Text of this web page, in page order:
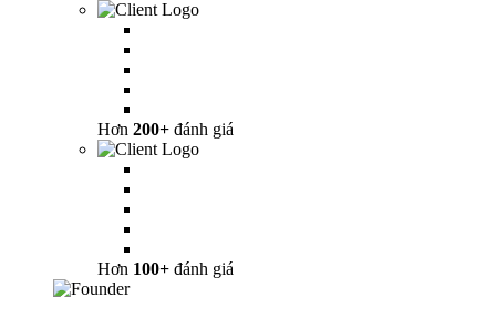
Hơn 200+ đánh giá
Hơn 100+ đánh giá